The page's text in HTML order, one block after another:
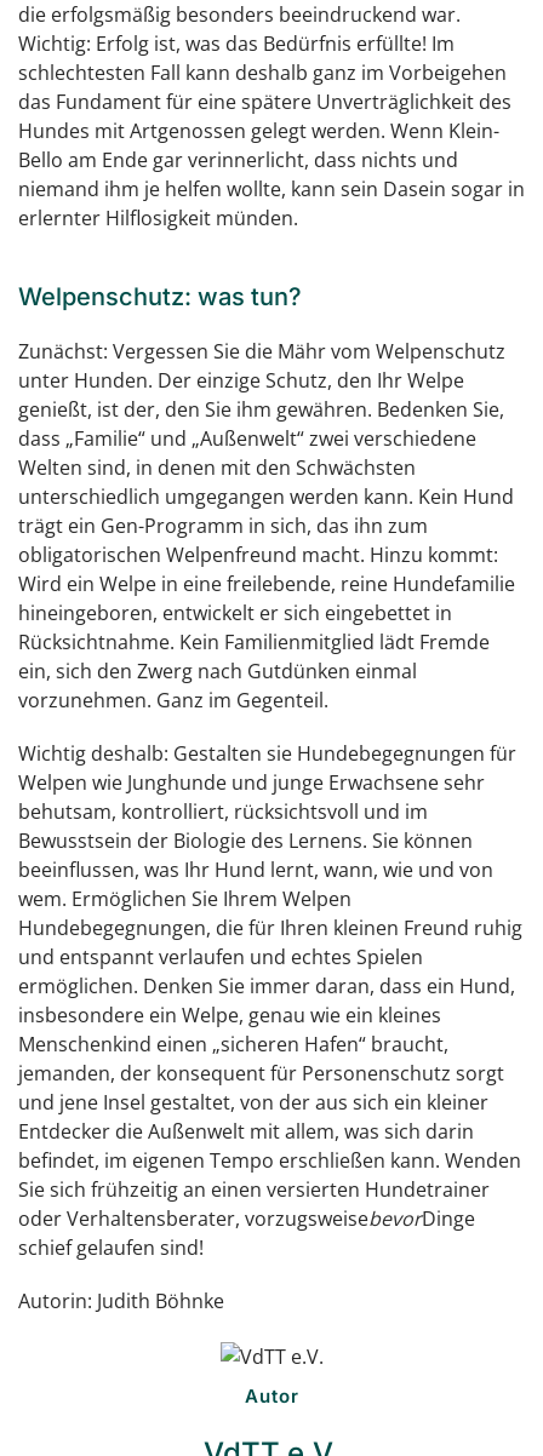
die erfolgsmäßig besonders beeindruckend war.
Wichtig: Erfolg ist, was das Bedürfnis erfüllte! Im
schlechtesten Fall kann deshalb ganz im Vorbeigehen
das Fundament für eine spätere Unverträglichkeit des
Hundes mit Artgenossen gelegt werden. Wenn Klein-
Bello am Ende gar verinnerlicht, dass nichts und
niemand ihm je helfen wollte, kann sein Dasein sogar in
erlernter Hilflosigkeit münden.
Welpenschutz: was tun?
Zunächst: Vergessen Sie die Mähr vom Welpenschutz
unter Hunden. Der einzige Schutz, den Ihr Welpe
genießt, ist der, den Sie ihm gewähren. Bedenken Sie,
dass „Familie“ und „Außenwelt“ zwei verschiedene
Welten sind, in denen mit den Schwächsten
unterschiedlich umgegangen werden kann. Kein Hund
trägt ein Gen-Programm in sich, das ihn zum
obligatorischen Welpenfreund macht. Hinzu kommt:
Wird ein Welpe in eine freilebende, reine Hundefamilie
hineingeboren, entwickelt er sich eingebettet in
Rücksichtnahme. Kein Familienmitglied lädt Fremde
ein, sich den Zwerg nach Gutdünken einmal
vorzunehmen. Ganz im Gegenteil.
Wichtig deshalb: Gestalten sie Hundebegegnungen für
Welpen wie Junghunde und junge Erwachsene sehr
behutsam, kontrolliert, rücksichtsvoll und im
Bewusstsein der Biologie des Lernens. Sie können
beeinflussen, was Ihr Hund lernt, wann, wie und von
wem. Ermöglichen Sie Ihrem Welpen
Hundebegegnungen, die für Ihren kleinen Freund ruhig
und entspannt verlaufen und echtes Spielen
ermöglichen. Denken Sie immer daran, dass ein Hund,
insbesondere ein Welpe, genau wie ein kleines
Menschenkind einen „sicheren Hafen“ braucht,
jemanden, der konsequent für Personenschutz sorgt
und jene Insel gestaltet, von der aus sich ein kleiner
Entdecker die Außenwelt mit allem, was sich darin
befindet, im eigenen Tempo erschließen kann. Wenden
Sie sich frühzeitig an einen versierten Hundetrainer
oder Verhaltensberater, vorzugsweisebevorDinge
schief gelaufen sind!
Autorin: Judith Böhnke
Autor